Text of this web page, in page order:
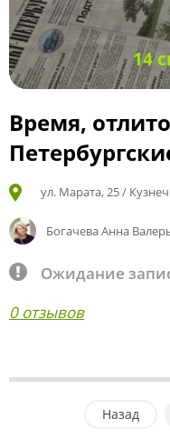
14
Время,
ул. Марата, 25 /
Богачева Анна
Ожидание
0 отзывов
Назад